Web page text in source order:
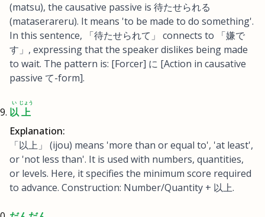
(matsu), the causative passive is 待たせられる
(mataserareru). It means 'to be made to do something'.
In this sentence, 「待たせられて」 connects to 「嫌で
す」, expressing that the speaker dislikes being made
to wait. The pattern is: [Forcer] に [Action in causative
passive て-form].
以
い
上
じょう
Explanation:
「以上」 (ijou) means 'more than or equal to', 'at least',
or 'not less than'. It is used with numbers, quantities,
or levels. Here, it specifies the minimum score required
to advance. Construction: Number/Quantity + 以上.